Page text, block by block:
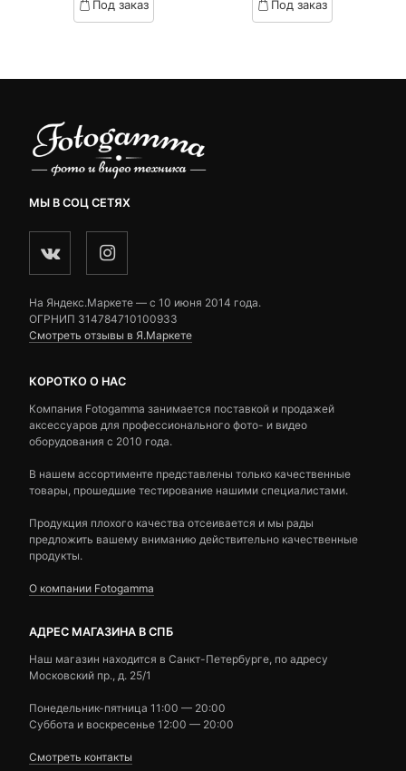
on
составляла
5,990 ₽.
Под заказ
onПод заказ
МЫ В СОЦ СЕТЯХ
На Яндекс.Маркете — c 10 июня 2014 года.
ОГРНИП 314784710100933
Смотреть отзывы в Я.Маркете
КОРОТКО О НАС
Компания Fotogamma занимается поставкой и продажей
аксессуаров для профессионального фото- и видео
оборудования с 2010 года.
В нашем ассортименте представлены только качественные
товары, прошедшие тестирование нашими специалистами.
Продукция плохого качества отсеивается и мы рады
предложить вашему вниманию действительно качественные
продукты.
О компании Fotogamma
АДРЕС МАГАЗИНА В СПБ
Наш магазин находится в Санкт-Петербурге, по адресу
Московский пр., д. 25/1
Понедельник-пятница 11:00 — 20:00
Суббота и воскресенье 12:00 — 20:00
Смотреть контакты